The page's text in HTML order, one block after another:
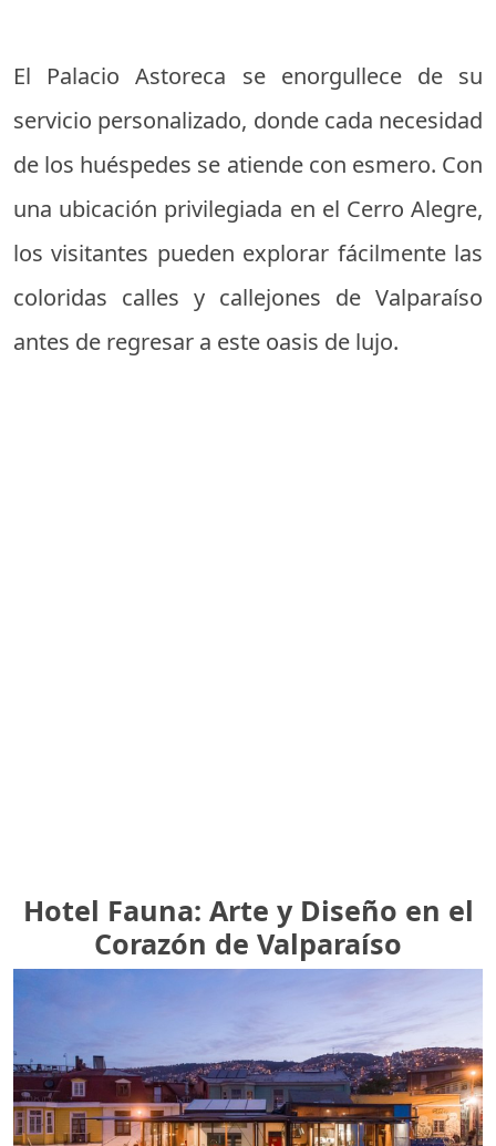
El Palacio Astoreca se enorgullece de su
servicio personalizado, donde cada necesidad
de los huéspedes se atiende con esmero. Con
una ubicación privilegiada en el Cerro Alegre,
los visitantes pueden explorar fácilmente las
coloridas calles y callejones de Valparaíso
antes de regresar a este oasis de lujo.
Hotel Fauna: Arte y Diseño en el
Corazón de Valparaíso